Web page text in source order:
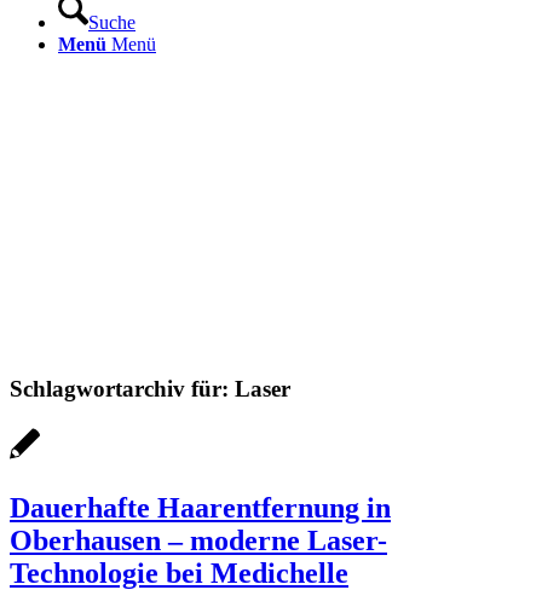
Suche
Menü Menü
Schlagwortarchiv für: Laser
Dauerhafte Haarentfernung in
Oberhausen – moderne Laser-
Technologie bei Medichelle